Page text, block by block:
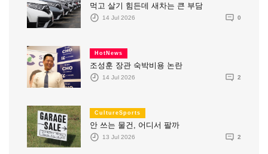
먹고 살기 힘든데 새차는 큰 부담
14 Jul 2026 0
HotNews
조성훈 장관 숙박비용 논란
14 Jul 2026 2
CultureSports
안 쓰는 물건, 어디서 팔까
13 Jul 2026 2